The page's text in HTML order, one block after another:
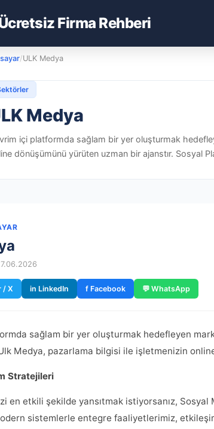
Firma Rehberi
/ULK Medya
Medya
içi platformda sağlam bir yer oluşturmak
dönüşümünü yürüten uzman bir ajanstır. Sosyal
/ X in LinkedIn f Facebook 💬 WhatsApp
sağlam bir yer oluşturmak hedefleyen
Medya, pazarlama bilgisi ile işletmenizin
Stratejileri
en etkili şekilde yansıtmak istiyorsanız,
sistemlerle entegre faaliyetlerimiz,